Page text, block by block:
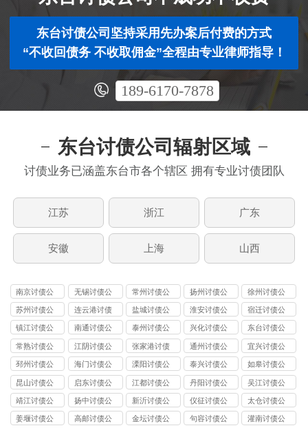
东台讨债公司坚持采用先办案后付费的方式
“不收回债务 不收取佣金”全程由专业律师指导！
189-6170-7878
东台讨债公司辐射区域
讨债业务已涵盖东台市各个辖区 拥有专业讨债团队
江苏 浙江 广东
安徽 上海 山西
南京讨债公
司
无锡讨债公
司
常州讨债公
司
扬州讨债公
司
徐州讨债公
司
苏州讨债公
司
连云港讨债
公司
盐城讨债公
司
淮安讨债公
司
宿迁讨债公
司
镇江讨债公
司
南通讨债公
司
泰州讨债公
司
兴化讨债公
司
东台讨债公
司
常熟讨债公
司
江阴讨债公
司
张家港讨债
公司
通州讨债公
司
宜兴讨债公
司
邳州讨债公
司
海门讨债公
司
溧阳讨债公
司
泰兴讨债公
司
如皋讨债公
司
昆山讨债公
司
启东讨债公
司
江都讨债公
司
丹阳讨债公
司
吴江讨债公
司
靖江讨债公
司
扬中讨债公
司
新沂讨债公
司
仪征讨债公
司
太仓讨债公
司
姜堰讨债公
高邮讨债公
金坛讨债公
句容讨债公
灌南讨债公